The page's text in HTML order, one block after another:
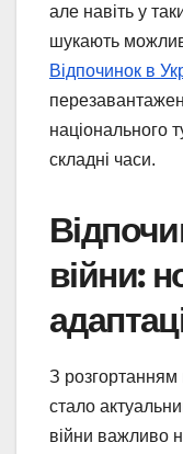
але навіть у
шукають
Відпочинок в
національного
складні часи.
війни:
З розгортанням
стало
війни важливо